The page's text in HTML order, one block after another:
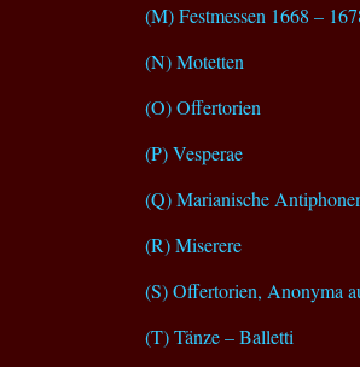
(M) Festmessen 1668 –
(N) Motetten
(O) Offertorien
(P) Vesperae
(Q) Marianische
(R) Miserere
(S) Offertorien, Anonyma
(T) Tänze – Balletti